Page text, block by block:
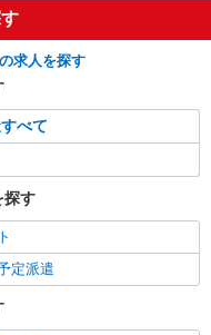
円 ＜日払い有/週払い有/交
含む)＞
詳細を見る
円 ＜日払い有/週払い有/交
含む)＞
求人を探す
べて
探す
定派遣